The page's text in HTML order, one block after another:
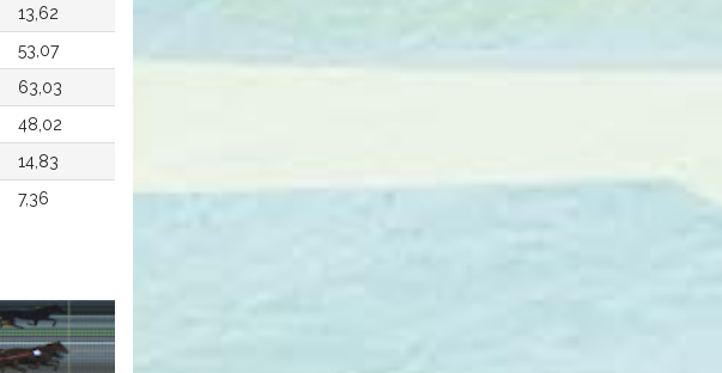
13,62
53,07
63,03
48,02
14,83
7,36